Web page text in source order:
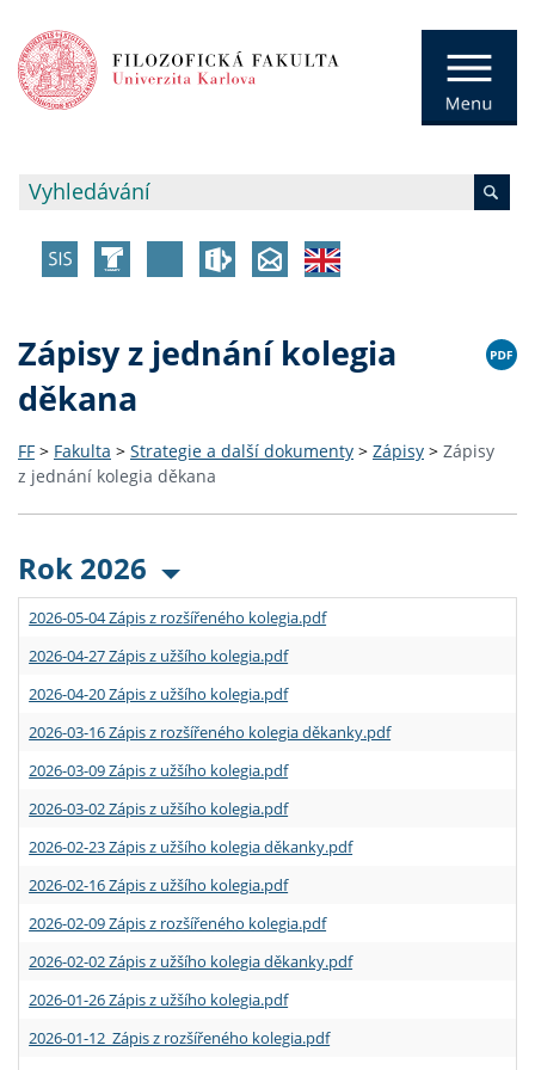
Zápisy z jednání kolegia
děkana
FF > Fakulta > Strategie a další dokumenty > Zápisy > Zápisy
z jednání kolegia děkana
Rok 2026
2026-05-04 Zápis z rozšířeného kolegia.pdf
2026-04-27 Zápis z užšího kolegia.pdf
2026-04-20 Zápis z užšího kolegia.pdf
2026-03-16 Zápis z rozšířeného kolegia děkanky.pdf
2026-03-09 Zápis z užšího kolegia.pdf
2026-03-02 Zápis z užšího kolegia.pdf
2026-02-23 Zápis z užšího kolegia děkanky.pdf
2026-02-16 Zápis z užšího kolegia.pdf
2026-02-09 Zápis z rozšířeného kolegia.pdf
2026-02-02 Zápis z užšího kolegia děkanky.pdf
2026-01-26 Zápis z užšího kolegia.pdf
2026-01-12 Zápis z rozšířeného kolegia.pdf